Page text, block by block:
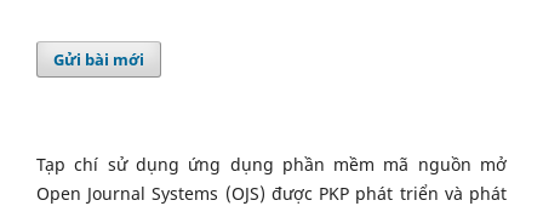
Gửi bài mới
Tạp chí sử dụng ứng dụng phần mềm mã nguồn mở
Open Journal Systems (OJS) được PKP phát triển và phát